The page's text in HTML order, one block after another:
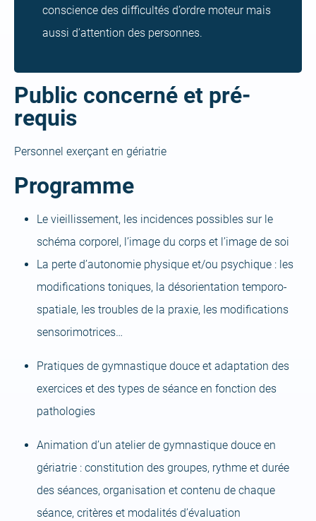
conscience des difficultés d’ordre moteur mais
aussi d’attention des personnes.
Public concerné et pré-
requis
Personnel exerçant en gériatrie
Programme
Le vieillissement, les incidences possibles sur le
schéma corporel, l’image du corps et l’image de soi
La perte d’autonomie physique et/ou psychique : les
modifications toniques, la désorientation temporo-
spatiale, les troubles de la praxie, les modifications
sensorimotrices…
Pratiques de gymnastique douce et adaptation des
exercices et des types de séance en fonction des
pathologies
Animation d’un atelier de gymnastique douce en
gériatrie : constitution des groupes, rythme et durée
des séances, organisation et contenu de chaque
séance, critères et modalités d’évaluation